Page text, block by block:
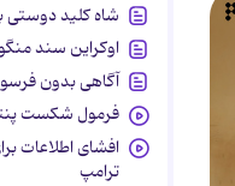
شاه کلید دوستی
اوکراین سند
آگاهی بدون
فرمول شکست
افشای اطلاعات
ترامپ